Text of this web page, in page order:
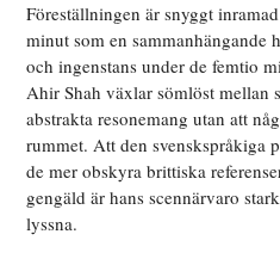
Föreställningen är snyggt
minut som en sammanhängande
och ingenstans under de femtio
Ahir Shah växlar sömlöst mellan
abstrakta resonemang utan att
rummet. Att den svenskspråkiga
de mer obskyra brittiska
gengäld är hans scennärvaro
lyssna.